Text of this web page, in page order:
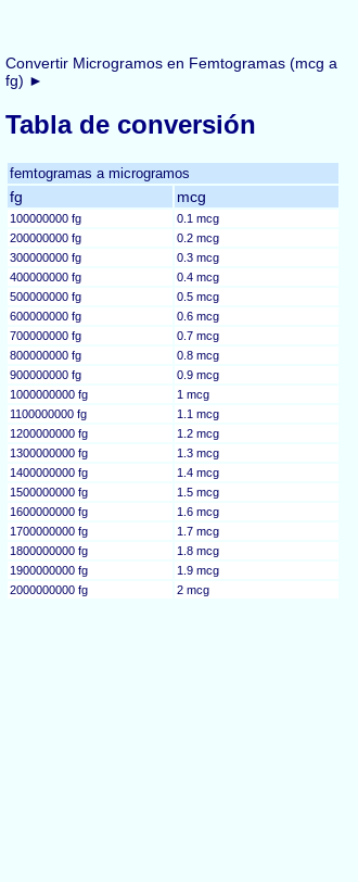
Convertir Microgramos en Femtogramas (mcg a
fg) ►
Tabla de conversión
femtogramas a microgramos
fg mcg
100000000 fg
0.1 mcg
200000000 fg
0.2 mcg
300000000 fg
0.3 mcg
400000000 fg
0.4 mcg
500000000 fg
0.5 mcg
600000000 fg
0.6 mcg
700000000 fg
0.7 mcg
800000000 fg
0.8 mcg
900000000 fg
0.9 mcg
1000000000 fg
1 mcg
1100000000 fg
1.1 mcg
1200000000 fg
1.2 mcg
1300000000 fg
1.3 mcg
1400000000 fg
1.4 mcg
1500000000 fg
1.5 mcg
1600000000 fg
1.6 mcg
1700000000 fg
1.7 mcg
1800000000 fg
1.8 mcg
1900000000 fg
1.9 mcg
2000000000 fg
2 mcg